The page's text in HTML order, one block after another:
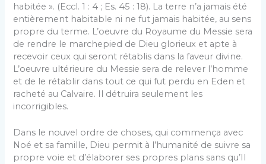
habitée ». (Eccl. 1 : 4 ; Es. 45 : 18). La terre n’a jamais été
entièrement habitable ni ne fut jamais habitée, au sens
propre du terme. L’oeuvre du Royaume du Messie sera
de rendre le marchepied de Dieu glorieux et apte à
recevoir ceux qui seront rétablis dans la faveur divine.
L’oeuvre ultérieure du Messie sera de relever l’homme
et de le rétablir dans tout ce qui fut perdu en Eden et
racheté au Calvaire. Il détruira seulement les
incorrigibles.
Dans le nouvel ordre de choses, qui commença avec
Noé et sa famille, Dieu permit à l’humanité de suivre sa
propre voie et d’élaborer ses propres plans sans qu’Il